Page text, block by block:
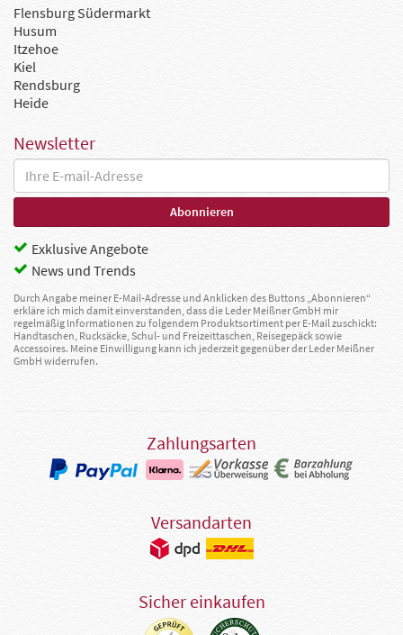
Flensburg Südermarkt
Husum
Itzehoe
Kiel
Rendsburg
Heide
Newsletter
Exklusive Angebote
News und Trends
Durch Angabe meiner E-Mail-Adresse und Anklicken des Buttons „Abonnieren“
erkläre ich mich damit einverstanden, dass die Leder Meißner GmbH mir
regelmäßig Informationen zu folgendem Produktsortiment per E-Mail zuschickt:
Handtaschen, Rucksäcke, Schul- und Freizeittaschen, Reisegepäck sowie
Accessoires. Meine Einwilligung kann ich jederzeit gegenüber der Leder Meißner
GmbH widerrufen.
Zahlungsarten
Versandarten
Sicher einkaufen